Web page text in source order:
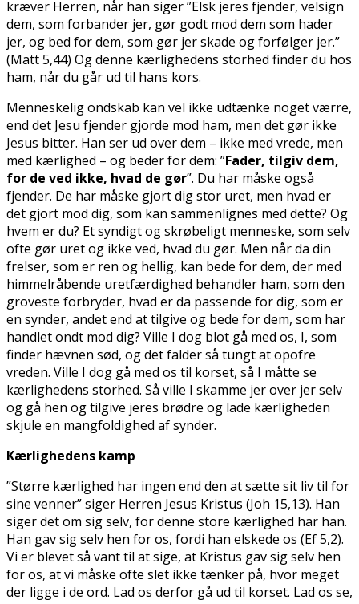
kræver Herren, når han siger ”Elsk jeres fjender, velsign
dem, som forbander jer, gør godt mod dem som hader
jer, og bed for dem, som gør jer skade og forfølger jer.”
(Matt 5,44) Og denne kærlighedens storhed finder du hos
ham, når du går ud til hans kors.
Menneskelig ondskab kan vel ikke udtænke noget værre,
end det Jesu fjender gjorde mod ham, men det gør ikke
Jesus bitter. Han ser ud over dem – ikke med vrede, men
med kærlighed – og beder for dem: ”Fader, tilgiv dem,
for de ved ikke, hvad de gør”. Du har måske også
fjender. De har måske gjort dig stor uret, men hvad er
det gjort mod dig, som kan sammenlignes med dette? Og
hvem er du? Et syndigt og skrøbeligt menneske, som selv
ofte gør uret og ikke ved, hvad du gør. Men når da din
frelser, som er ren og hellig, kan bede for dem, der med
himmelråbende uretfærdighed behandler ham, som den
groveste forbryder, hvad er da passende for dig, som er
en synder, andet end at tilgive og bede for dem, som har
handlet ondt mod dig? Ville I dog blot gå med os, I, som
finder hævnen sød, og det falder så tungt at opofre
vreden. Ville I dog gå med os til korset, så I måtte se
kærlighedens storhed. Så ville I skamme jer over jer selv
og gå hen og tilgive jeres brødre og lade kærligheden
skjule en mangfoldighed af synder.
Kærlighedens kamp
”Større kærlighed har ingen end den at sætte sit liv til for
sine venner” siger Herren Jesus Kristus (Joh 15,13). Han
siger det om sig selv, for denne store kærlighed har han.
Han gav sig selv hen for os, fordi han elskede os (Ef 5,2).
Vi er blevet så vant til at sige, at Kristus gav sig selv hen
for os, at vi måske ofte slet ikke tænker på, hvor meget
der ligge i de ord. Lad os derfor gå ud til korset. Lad os se,